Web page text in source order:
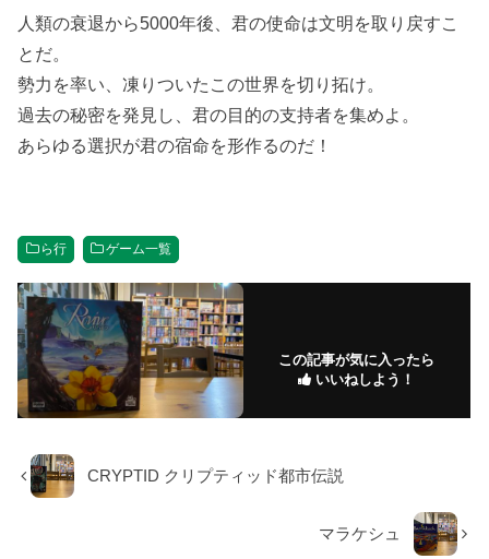
人類の衰退から5000年後、君の使命は文明を取り戻すこ
とだ。
勢力を率い、凍りついたこの世界を切り拓け。
過去の秘密を発見し、君の目的の支持者を集めよ。
あらゆる選択が君の宿命を形作るのだ！
ら行 ゲーム一覧
この記事が気に入ったら
いいねしよう！
CRYPTID クリプティッド都市伝説
マラケシュ